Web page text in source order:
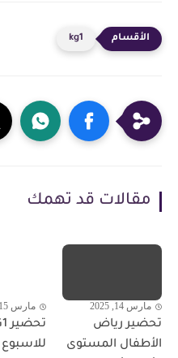
kg1
مقالات قد تهمك
مارس 14, 2025
تحضير رياض
الأطفال المستوى
مارس 15, 2024